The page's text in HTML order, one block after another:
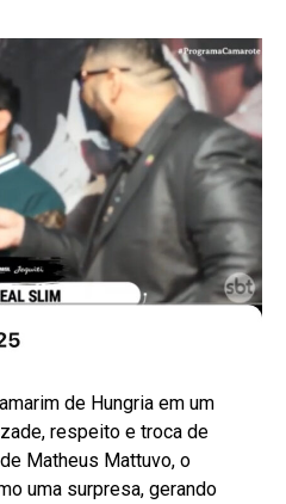
de Hungria em um
respeito e troca de
Matheus Mattuvo, o
uma surpresa, gerando